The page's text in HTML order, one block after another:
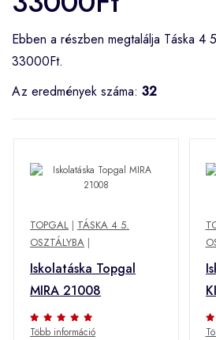
Ebben a részben megtalálja Táska 4
33000Ft.
Az eredmények száma: 32
TOPGAL | TÁSKA 4 5.
OSZTÁLYBA |
Iskolatáska Topgal
MIRA 21008
Több információ